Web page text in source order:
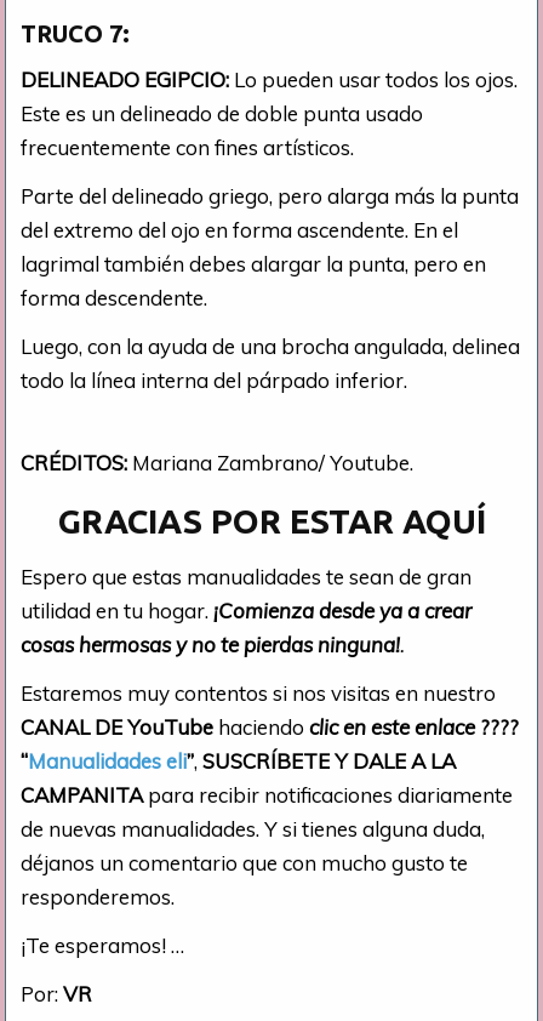
TRUCO 7:
DELINEADO EGIPCIO: Lo pueden usar todos los ojos.
Este es un delineado de doble punta usado
frecuentemente con fines artísticos.
Parte del delineado griego, pero alarga más la punta
del extremo del ojo en forma ascendente. En el
lagrimal también debes alargar la punta, pero en
forma descendente.
Luego, con la ayuda de una brocha angulada, delinea
todo la línea interna del párpado inferior.
CRÉDITOS: Mariana Zambrano/ Youtube.
GRACIAS POR ESTAR AQUÍ
Espero que estas manualidades te sean de gran
utilidad en tu hogar. ¡Comienza desde ya a crear
cosas hermosas y no te pierdas ninguna!.
Estaremos muy contentos si nos visitas en nuestro
CANAL DE YouTube haciendoclic en este enlace ????
“Manualidades eli”,SUSCRÍBETE Y DALE A LA
CAMPANITApara recibir notificaciones diariamente
de nuevas manualidades. Y si tienes alguna duda,
déjanos un comentario que con mucho gusto te
responderemos.
¡Te esperamos! …
Por:VR